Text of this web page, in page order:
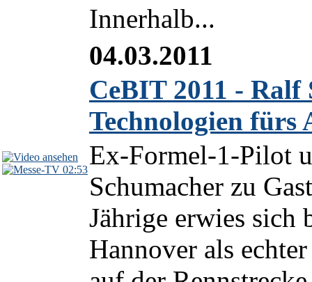
Innerhalb...
02:53
04.03.2011
CeBIT 2011 - Ralf
Technologien fürs
Ex-Formel-1-Pilot
Schumacher zu
Jährige erwies sich
Hannover als